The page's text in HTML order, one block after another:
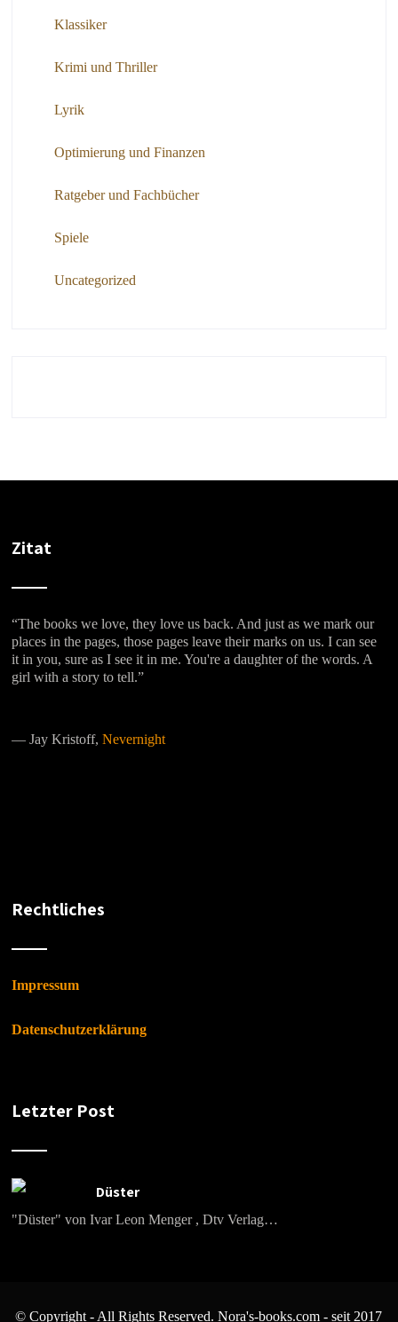
Klassiker
Krimi und Thriller
Lyrik
Optimierung und Finanzen
Ratgeber und Fachbücher
Spiele
Uncategorized
Zitat
“The books we love, they love us back. And just as we mark our
places in the pages, those pages leave their marks on us. I can see
it in you, sure as I see it in me. You're a daughter of the words. A
girl with a story to tell.”
―Jay Kristoff,Nevernight
Rechtliches
Impressum
Datenschutzerklärung
Letzter Post
Düster
"Düster" von Ivar Leon Menger , Dtv Verlag…
© Copyright - All Rights Reserved. Nora's-books.com - seit 2017